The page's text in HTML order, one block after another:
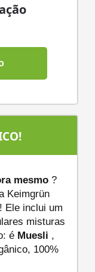
mesmo?
Keimgrün
Ele inclui um
misturas
é Muesli ,
100%